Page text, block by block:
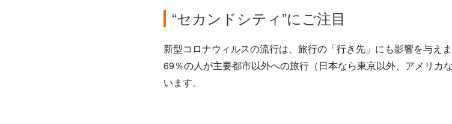
“セカンドシティ”にご注目
新型コロナウィルスの流行は、旅行の「行き先」にも影響を与え
69％の人が主要都市以外への旅行（日本なら東京以外、アメリカ
います。